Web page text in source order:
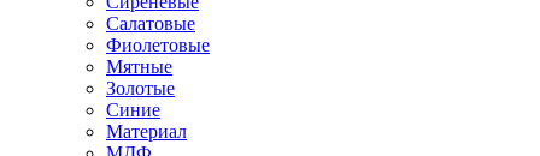
Салатовые
Фиолетовые
Мятные
Золотые
Синие
Материал